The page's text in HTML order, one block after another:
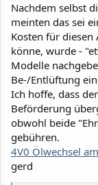
Nachdem selbst
meinten das sei
Kosten für diesen
könne, wurde -
Modelle
Be-/Entlüftung
Ich hoffe, dass
Beförderung
obwohl beide
gebühren.
4V0 Ölwechsel
gerd